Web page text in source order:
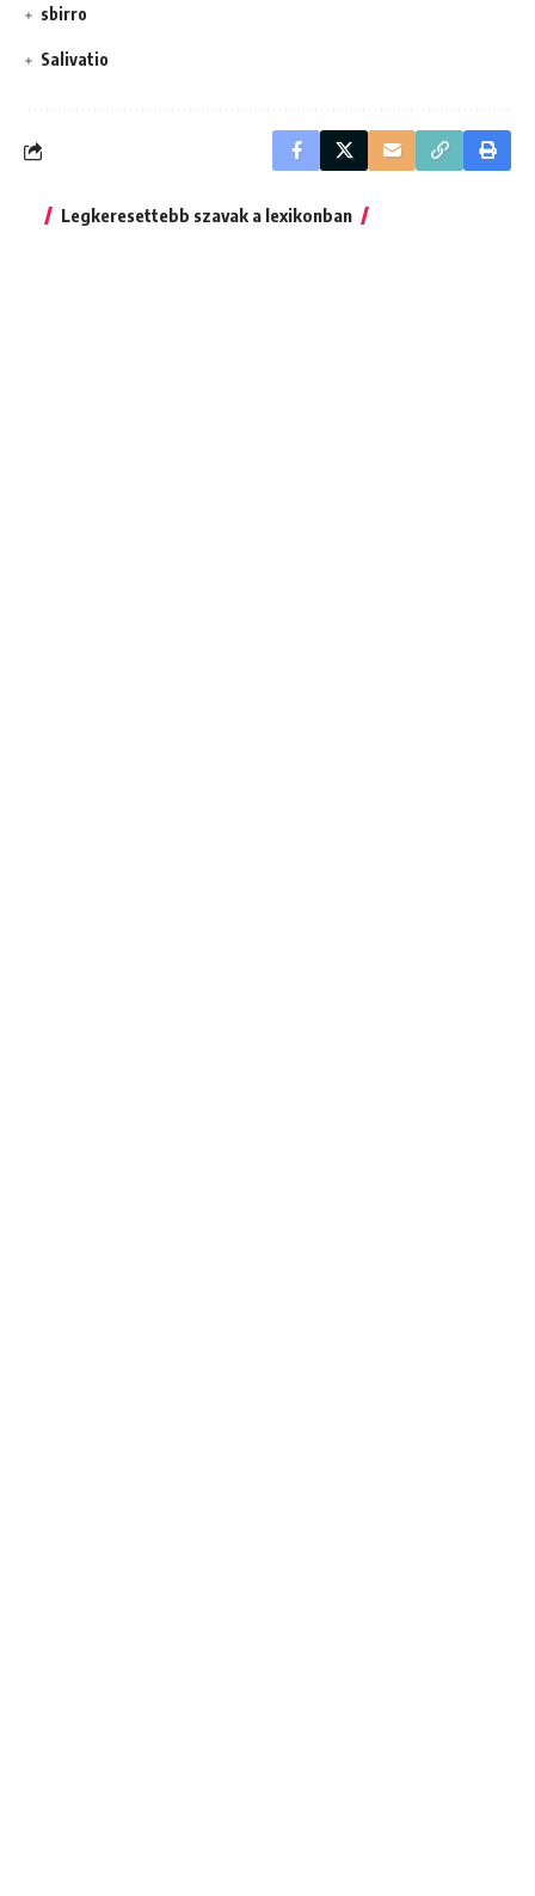
sbirro
Salivatio
Legkeresettebb szavak a lexikonban